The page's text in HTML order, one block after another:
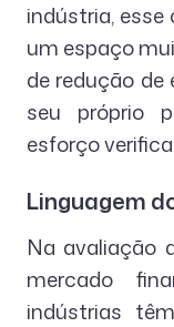
indústria,
um espaço
de redução
seu próprio
esforço
Linguagem
Na avaliação
mercado
indústrias